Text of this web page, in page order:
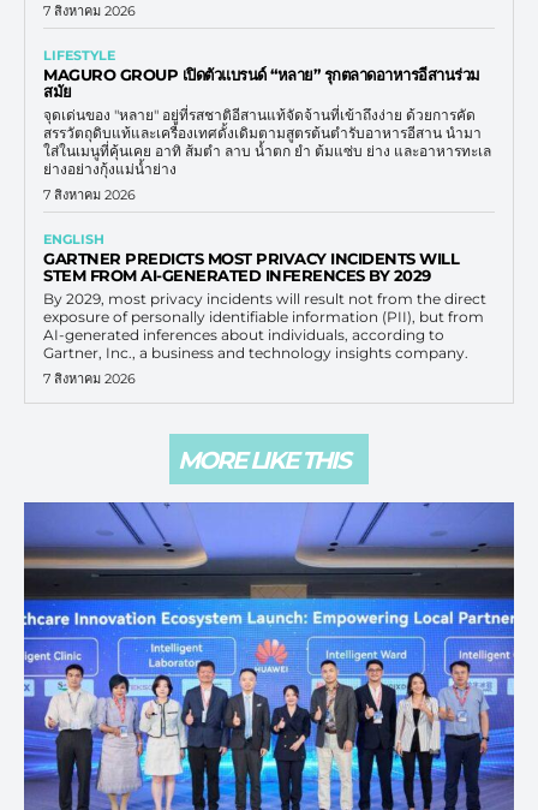
7 สิงหาคม 2026
LIFESTYLE
MAGURO GROUP เปิดตัวแบรนด์ “หลาย” รุกตลาดอาหารอีสานร่วม
สมัย
จุดเด่นของ "หลาย" อยู่ที่รสชาติอีสานแท้จัดจ้านที่เข้าถึงง่าย ด้วยการคัด
สรรวัตถุดิบแท้และเครื่องเทศดั้งเดิมตามสูตรต้นตำรับอาหารอีสาน นำมา
ใส่ในเมนูที่คุ้นเคย อาทิ ส้มตำ ลาบ น้ำตก ยำ ต้มแซ่บ ย่าง และอาหารทะเล
ย่างอย่างกุ้งแม่น้ำย่าง
7 สิงหาคม 2026
ENGLISH
GARTNER PREDICTS MOST PRIVACY INCIDENTS WILL
STEM FROM AI-GENERATED INFERENCES BY 2029
By 2029, most privacy incidents will result not from the direct
exposure of personally identifiable information (PII), but from
AI-generated inferences about individuals, according to
Gartner, Inc., a business and technology insights company.
7 สิงหาคม 2026
MORE LIKE THIS